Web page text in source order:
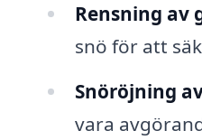
Rensning av
snö för att
Snöröjning
vara